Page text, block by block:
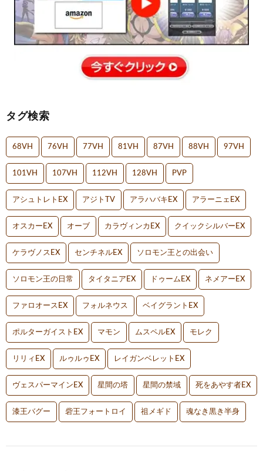
タグ検索
68VH 76VH 77VH 81VH 87VH 88VH 97VH
101VH 107VH 112VH 128VH PVP
アシュトレトEX アジトTV アラハバキEX アラーニェEX
オスカーEX オーブ カラヴィンカEX クイックシルバーEX
ケラヴノスEX センチネルEX ソロモン王との出会い
ソロモン王の日常 タイタニアEX ドゥームEX ネメアーEX
ファロオースEX フォルネウス ベイグラントEX
ポルターガイストEX マモン ムスペルEX モレク
リリィEX ルゥルゥEX レイガンベレットEX
ヴェスパーマインEX 星間の塔 星間の禁域 死をあやす者EX
漆王バグー 砦王フォートロイ 祖メギド 魂なき黒き半身